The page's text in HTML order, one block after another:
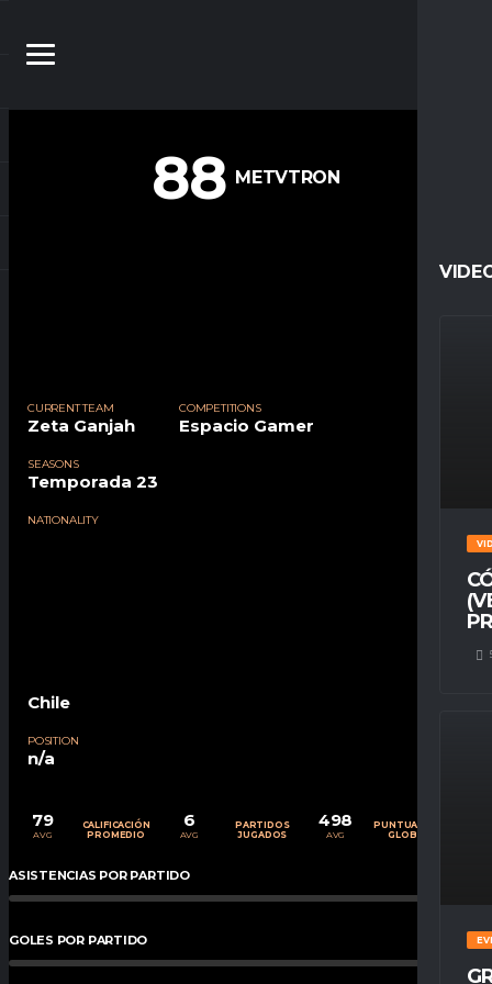
88 METVTRON
CURRENT TEAM
Zeta Ganjah
COMPETITIONS
Espacio Gamer
SEASONS
Temporada 23
NATIONALITY
Chile
POSITION
n/a
79
AVG
CALIFICACIÓN
PROMEDIO
6
AVG
PARTIDOS
JUGADOS
498
AVG
PUNTUACIÓN
GLOBAL
ASISTENCIAS POR PARTIDO
GOLES POR PARTIDO %